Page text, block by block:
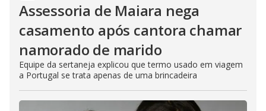
Assessoria de Maiara nega
casamento após cantora chamar
namorado de marido
Equipe da sertaneja explicou que termo usado em viagem
a Portugal se trata apenas de uma brincadeira